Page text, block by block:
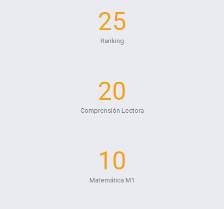
25
Ranking
20
Comprensión Lectora
10
Matemática M1